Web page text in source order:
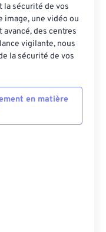
la sécurité de vos
image, une vidéo ou
des centres
vigilante, nous
la sécurité de vos
en matière